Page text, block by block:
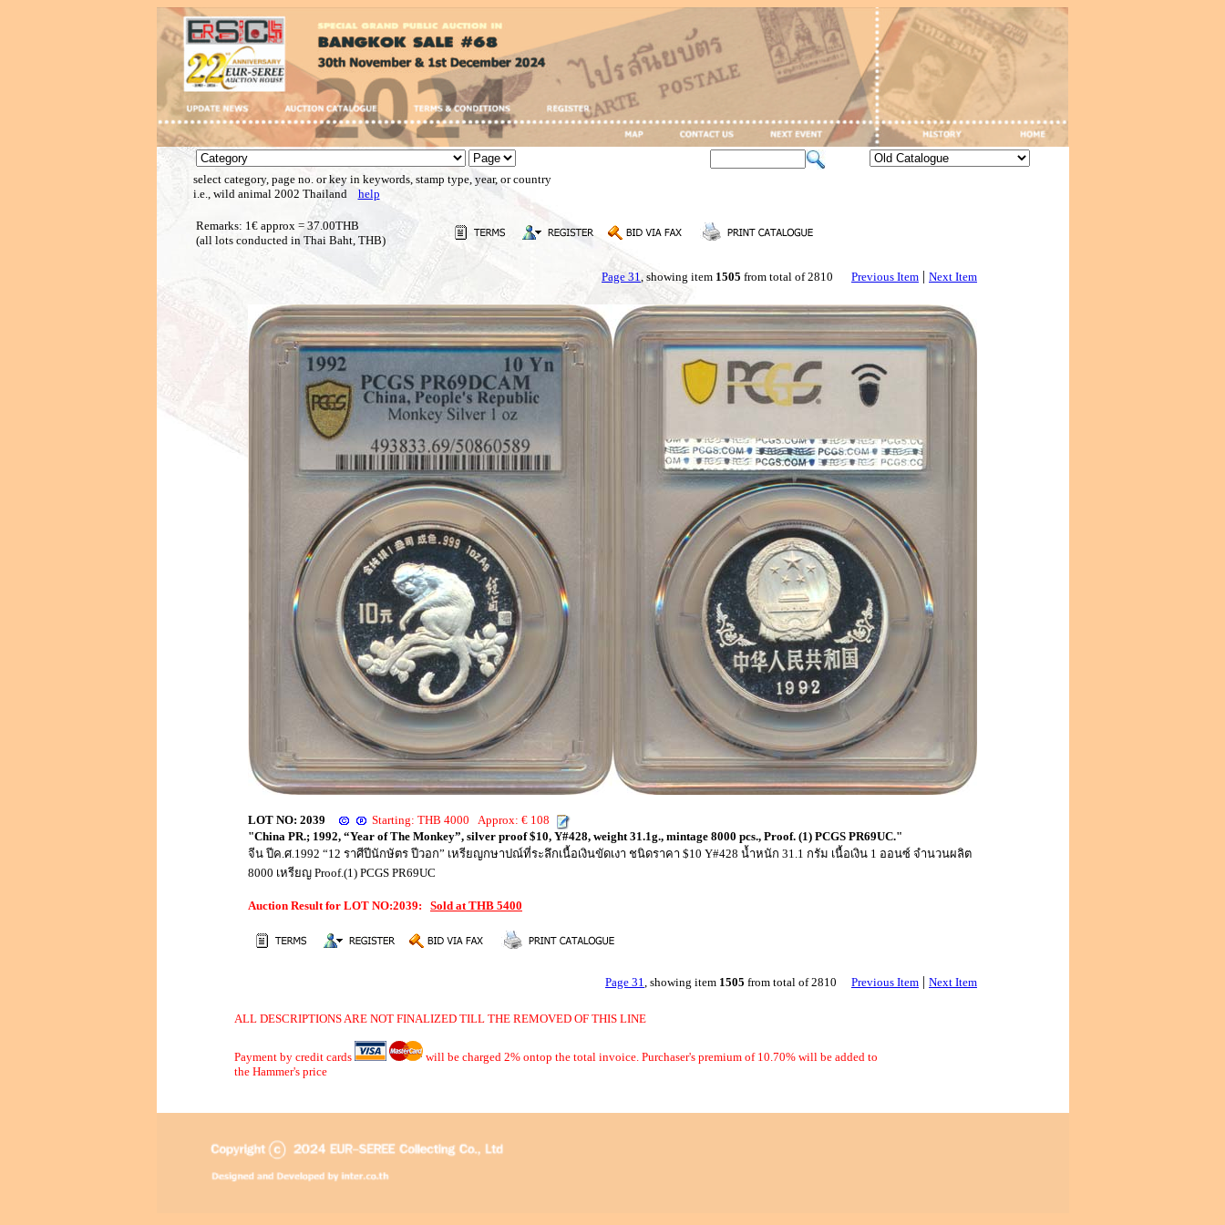
select category, page no. or key in keywords, stamp type, year, or country
i.e., wild animal 2002 Thailand help
Remarks: 1€ approx = 37.00THB
(all lots conducted in Thai Baht, THB)
Page 31, showing item 1505 from total of 2810 Previous Item | Next Item
LOT NO: 2039
Starting: THB 4000 Approx: € 108
"China PR.; 1992, “Year of The Monkey”, silver proof $10, Y#428, weight 31.1g., mintage 8000 pcs., Proof. (1) PCGS PR69UC."
จีน ปีค.ศ.1992 “12 ราศีปีนักษัตร ปีวอก” เหรียญกษาปณ์ที่ระลึกเนื้อเงินขัดเงา ชนิดราคา $10 Y#428 น้ำหนัก 31.1 กรัม เนื้อเงิน 1 ออนซ์ จำนวนผลิต
8000 เหรียญ Proof.(1) PCGS PR69UC
Auction Result for LOT NO:2039: Sold at THB 5400
Page 31, showing item 1505 from total of 2810 Previous Item | Next Item
ALL DESCRIPTIONS ARE NOT FINALIZED TILL THE REMOVED OF THIS LINE
Payment by credit cards
will be charged 2% ontop the total invoice. Purchaser's premium of 10.70% will be added to
the Hammer's price